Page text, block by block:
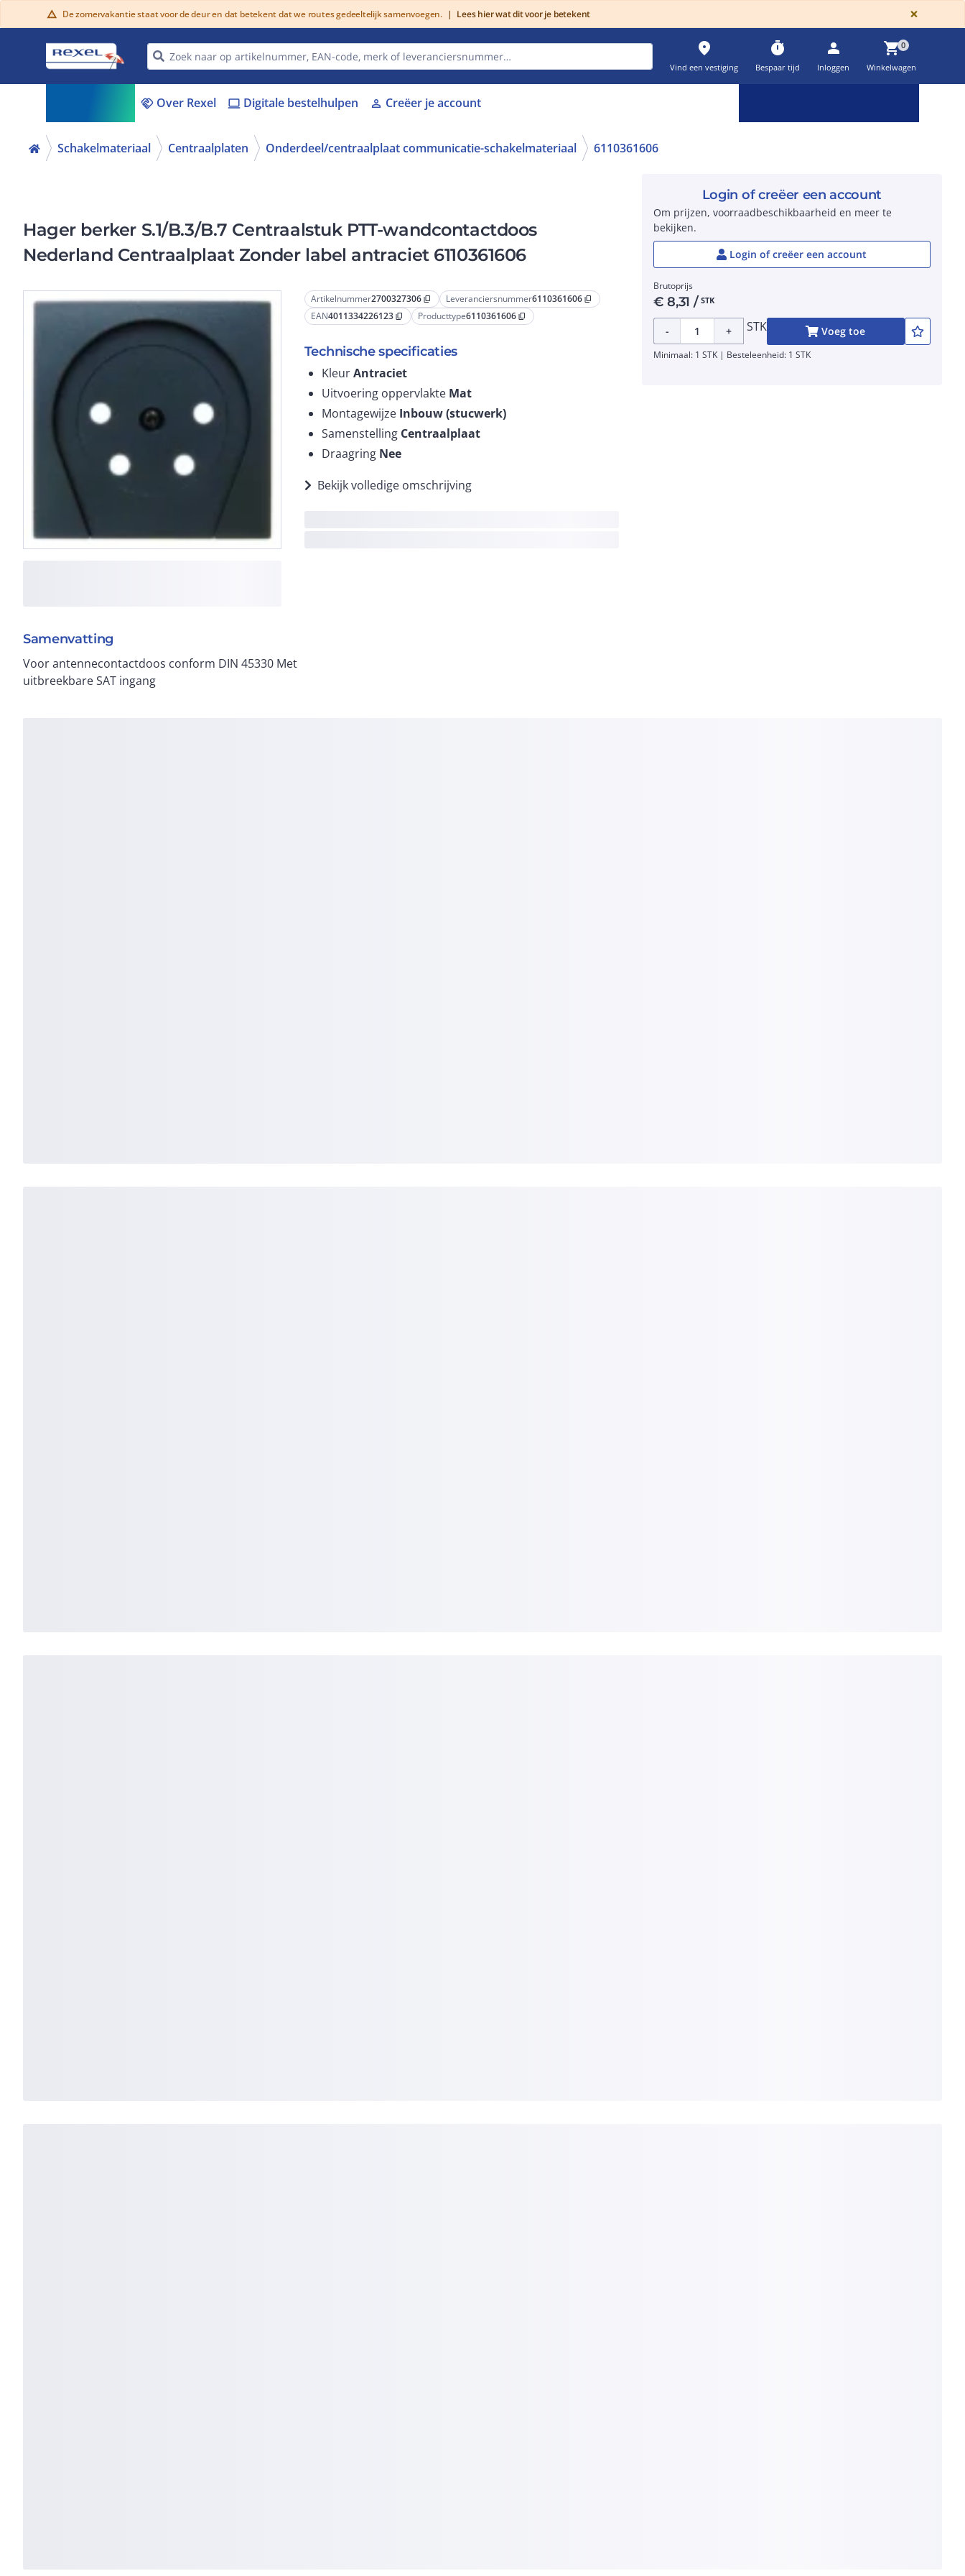
warning De zomervakantie staat voor de deur en dat betekent dat we routes gedeeltelijk samenvoegen. | Lees hier wat dit voor je betekent ×
place
Vind een vestiging
timer
Bespaar tijd
person
Inloggen
shopping_cart0
Winkelwagen
handshake Over Rexel laptop Digitale bestelhulpen person Creëer je account
Schakelmateriaal Centraalplaten Onderdeel/centraalplaat communicatie-schakelmateriaal 6110361606
Hager berker S.1/B.3/B.7 Centraalstuk PTT-wandcontactdoos
Nederland Centraalplaat Zonder label antraciet 6110361606
Artikelnummer2700327306 content_copy Leveranciersnummer6110361606 content_copy
EAN4011334226123 content_copy Producttype6110361606 content_copy
Technische specificaties
KleurAntraciet
Uitvoering oppervlakte Mat
Montagewijze Inbouw (stucwerk)
Samenstelling Centraalplaat
Draagring Nee
Bekijk volledige omschrijving
Samenvatting
Voor antennecontactdoos conform DIN 45330 Met
uitbreekbare SAT ingang
Login of creëer een account
Om prijzen, voorraadbeschikbaarheid en meer te
bekijken.
Login of creëer een account
Brutoprijs
€8,31 / STK
- + STK Voeg toe
Minimaal: 1 STK | Besteleenheid: 1 STK